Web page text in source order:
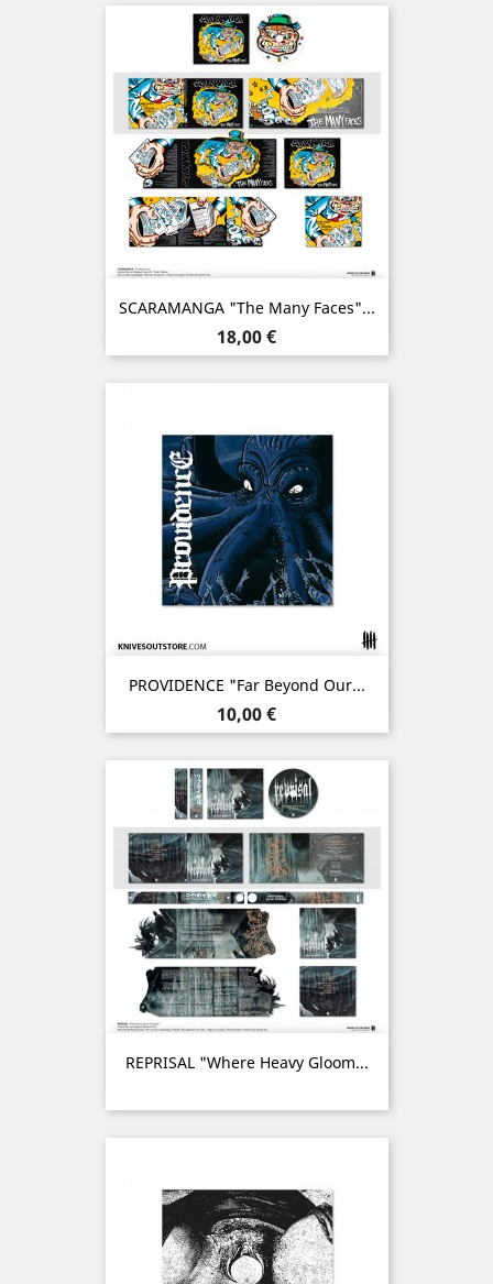
SCARAMANGA "The Many Faces"...
Prix
18,00 €
PROVIDENCE "Far Beyond Our...
Prix
10,00 €
REPRISAL "Where Heavy Gloom...